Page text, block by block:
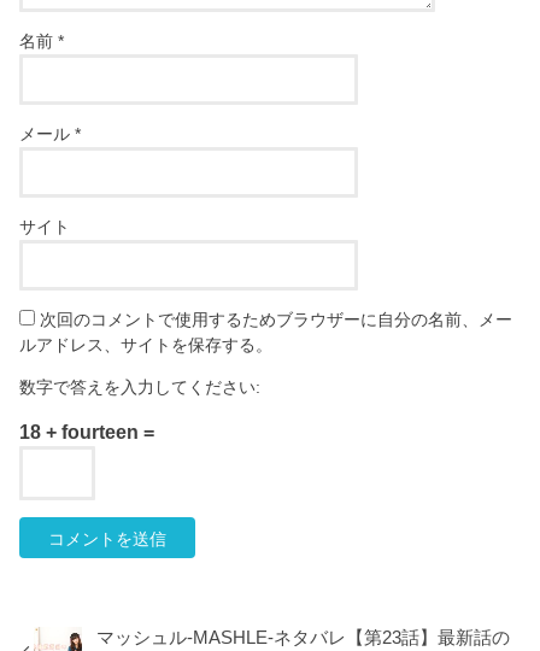
名前*
メール*
サイト
次回のコメントで使用するためブラウザーに自分の名前、メー
ルアドレス、サイトを保存する。
数字で答えを入力してください:
18 + fourteen =
マッシュル-MASHLE-ネタバレ【第23話】最新話の